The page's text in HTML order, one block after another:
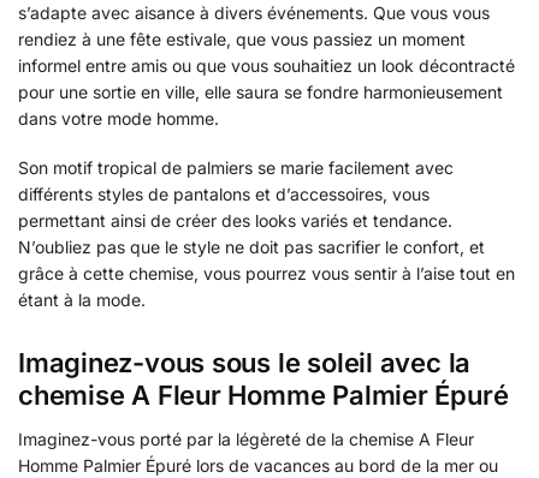
s’adapte avec aisance à divers événements. Que vous vous
rendiez à une fête estivale, que vous passiez un moment
informel entre amis ou que vous souhaitiez un look décontracté
pour une sortie en ville, elle saura se fondre harmonieusement
dans votre mode homme.
Son motif tropical de palmiers se marie facilement avec
différents styles de pantalons et d’accessoires, vous
permettant ainsi de créer des looks variés et tendance.
N’oubliez pas que le style ne doit pas sacrifier le confort, et
grâce à cette chemise, vous pourrez vous sentir à l’aise tout en
étant à la mode.
Imaginez-vous sous le soleil avec la
chemise A Fleur Homme Palmier Épuré
Imaginez-vous porté par la légèreté de la chemise A Fleur
Homme Palmier Épuré lors de vacances au bord de la mer ou